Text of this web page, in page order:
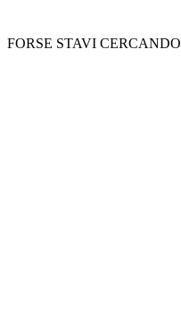
FORSE STAVI CERCANDO